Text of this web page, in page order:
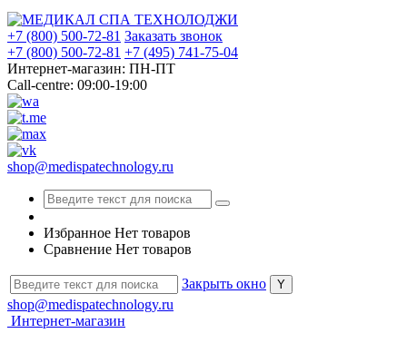
+7 (800) 500-72-81 Заказать звонок
+7 (800) 500-72-81 +7 (495) 741-75-04
Интернет-магазин: ПН-ПТ
Call-centre: 09:00-19:00
shop@medispatechnology.ru
Избранное Нет товаров
Сравнение Нет товаров
Закрыть окно
shop@medispatechnology.ru
Интернет-магазин